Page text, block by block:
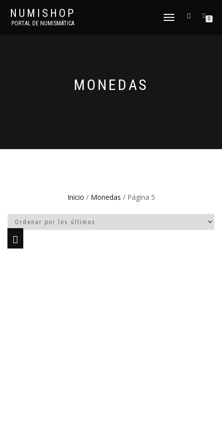
NUMISHOP
PORTAL DE NUMISMÁTICA
CAMBIAR
0
MONEDAS
Inicio / Monedas / Página 5